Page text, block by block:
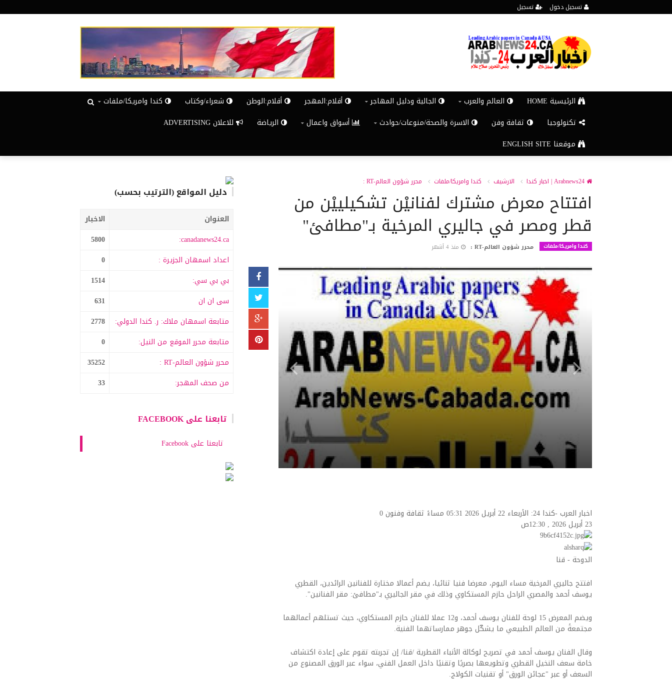
تسجيل دخول تسجيل
الرئيسية HOME العالم والعرب الجالية ودليل المهاجر أقلام:المهجر أقلام:الوطن شعراء/وكتاب
كندا وامريكا/ملفات
تكنولوجيا
ثقافة وفن الاسرة والصحة/منوعات/حوادث أسواق واعمال الرياضة
للاعلان ADVERTISING
موقعنا ENGLISH SITE
دليل المواقع (الترتيب بحسب)
العنوان
الاخبار
canadanews24.ca:
5800
اعداد اسمهان الجزيرة :
0
بي بي سي:
1514
سى ان ان
631
متابعة اسمهان ملاك: ر. كندا الدولي:
2778
متابعة محرر الموقع من النيل:
0
محرر شؤون العالم-RT :
35252
من صحف المهجر:
33
تابعنا على FACEBOOK
تابعنا على Facebook
الارشيف كندا وامريكا/ملفات محرر شؤون العالم-RT :
افتتاح معرض مشترك لفنانيْن تشكيلييْن من
قطر ومصر في جاليري المرخية بـ"مطافئ"
كندا وامريكا/ملفات محرر شؤون العالم-RT : منذ 4 أشهر
اخبار العرب -كندا 24: الأربعاء 22 أبريل 2026 05:31 مساءً ثقافة وفنون
0
23 أبريل 2026 , 12:30ص
الدوحة - قنا
افتتح جاليري المرخية مساء اليوم، معرضا فنيا ثنائيا، يضم أعمالا مختارة للفنانين الرائدين، القطري
يوسف أحمد والمصري الراحل حازم المستكاوي وذلك في مقر الجاليري بـ"مطافئ: مقر الفنانين".
ويضم المعرض 15 لوحة للفنان يوسف أحمد، و12 عملا للفنان حازم المستكاوي، حيث تستلهم أعمالهما
مجتمعةً من العالم الطبيعي ما يشكّل جوهر ممارساتهما الفنية.
وقال الفنان يوسف أحمد في تصريح لوكالة الأنباء القطرية /قنا/ إن تجربته تقوم على إعادة اكتشاف
خامة سعف النخيل القطري وتطويعها بصريًا وتقنيًا داخل العمل الفني، سواء عبر الورق المصنوع من
السعف أو عبر "عجائن الورق" أو تقنيات الكولاج.